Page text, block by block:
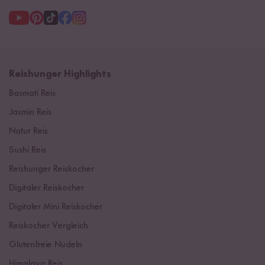
Reishunger Highlights
Basmati Reis
Jasmin Reis
Natur Reis
Sushi Reis
Reishunger Reiskocher
Digitaler Reiskocher
Digitaler Mini Reiskocher
Reiskocher Vergleich
Glutenfreie Nudeln